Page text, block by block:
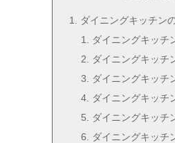
ダイニングキッチン
ダイニングキッチ
ダイニングキッチ
ダイニングキッチ
ダイニングキッチ
ダイニングキッチ
ダイニングキッチ